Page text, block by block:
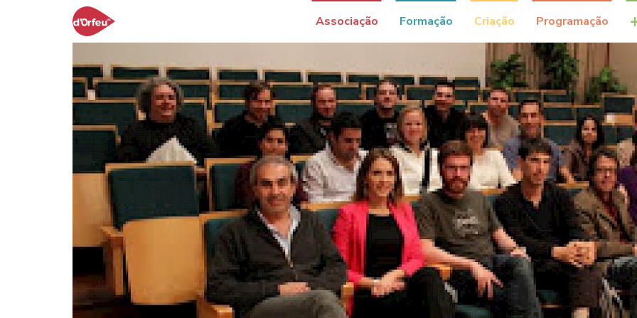
Associação Formação Criação Programação